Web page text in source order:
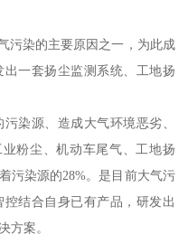
污染的主要原因之一，为此成
一套扬尘监测系统、工地扬
染源、造成大气环境恶劣、
粉尘、机动车尾气、工地扬
污染源的28%。是目前大气污
结合自身已有产品，研发出
方案。